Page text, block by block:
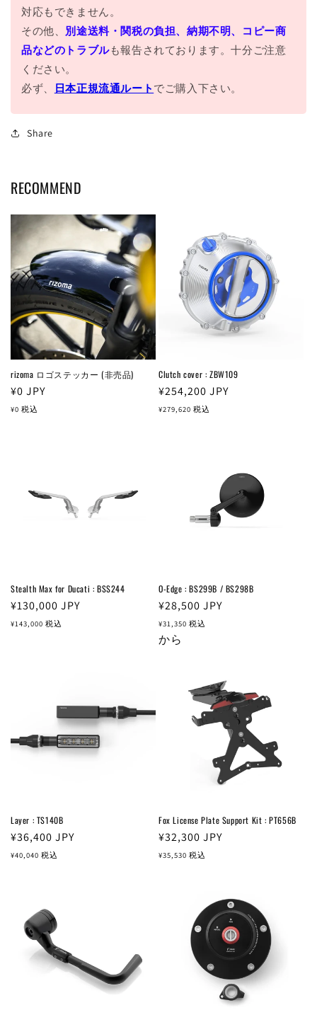
対応もできません。
その他、 別途送料・関税の負担、納期不明、コピー商
品などのトラブルも報告されております。十分ご注意
ください。
必ず、
日本正規流通ルート でご購入下さい。
Share
RECOMMEND
rizoma ロゴステッカー (非売品)
通
常
¥0 JPY
¥0 税込
Clutch cover : ZBW109
通
常
¥254,200 JPY
¥279,620 税込
Stealth Max for Ducati : BSS244
通
常
¥130,000 JPY
¥143,000 税込
O-Edge : BS299B / BS298B
通
常
価
¥28,500 JPY
¥31,350 税込
から
Layer : TS140B
通
常
¥36,400 JPY
¥40,040 税込
Fox License Plate Support Kit : PT656B
通
常
¥32,300 JPY
¥35,530 税込